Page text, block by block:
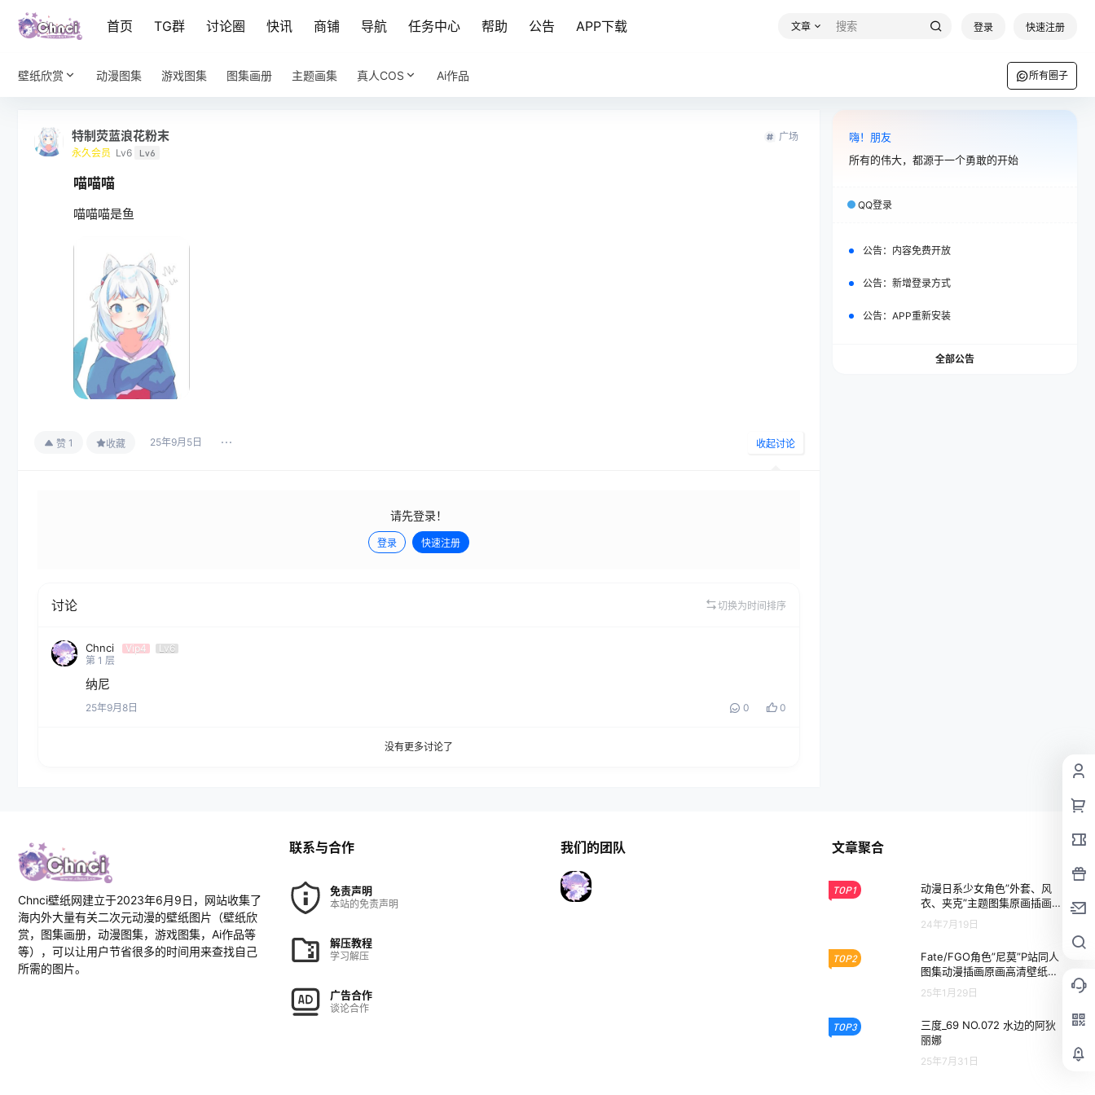
首页 TG群 讨论圈 快讯 商铺 导航 任务中心 帮助 公告 APP下载 文章 登录 快速注册
壁纸欣赏 动漫图集 游戏图集 图集画册 主题画集 真人COS Ai作品 所有圈子
特制荧蓝浪花粉末
永久会员 Lv6 Lv6
广场
喵喵喵
喵喵喵是鱼
赞 1 收藏 25年9月5日 收起讨论
请先登录！
登录 快速注册
讨论 切换为时间排序
Chnci Vip4
Lv6
第 1 层
纳尼
25年9月8日 0 0
没有更多讨论了
嗨！朋友
所有的伟大，都源于一个勇敢的开始
QQ登录
公告： 内容免费开放
公告： 新增登录方式
公告： APP重新安装
全部公告
Chnci壁纸网建立于2023年6月9日，网站收集了
海内外大量有关二次元动漫的壁纸图片（壁纸欣
赏，图集画册，动漫图集，游戏图集，Ai作品等
等），可以让用户节省很多的时间用来查找自己
所需的图片。
联系与合作
免责声明
本站的免责声明
解压教程
学习解压
广告合作
谈论合作
我们的团队 文章聚合
TOP1
动漫日系少女角色”外套、风
衣、夹克”主题图集原画插画壁
纸美术图片素材
24年7月19日
TOP2
Fate/FGO角色”尼莫”P站同人
图集动漫插画原画高清壁纸绘
画图片素材
25年1月29日
TOP3
三度_69 NO.072 水边的阿狄
丽娜
25年7月31日